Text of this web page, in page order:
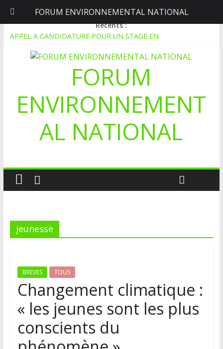
lundi, août 10, 2026
Récents :
APPEL A CANDIDATURE POUR UN STAGE EN
Le blogging au service de l’écologie : Benbere montre la voie
Inondations : le Mali déclare l’état de catastrophe nationale
Mali-Folkecenter Nyetaa initie 20 jeunes à la protection de
À Garalo, l’Association des personnes handicapées lutte contre
le déboisement grâce au tissage métallique
FORUM
ENVIRONNEMENT
AL NATIONAL
jeunesse
BREVES TOUS
Changement climatique :
« les jeunes sont les plus
conscients du
FORUM ENVIRONNEMENTAL NATIONAL